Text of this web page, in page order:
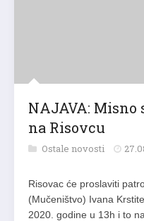
NAJAVA:
na Risovcu
Ostale novosti
Risovac će proslaviti
(Mučeništvo) Ivana
2020. godine u 13h i to